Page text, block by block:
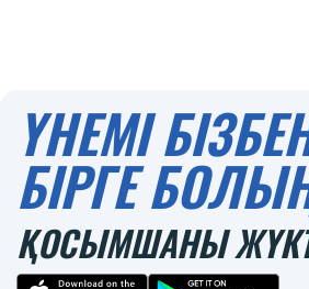
ҮНЕМІ
БІРГЕ
ҚОСЫМШАНЫ